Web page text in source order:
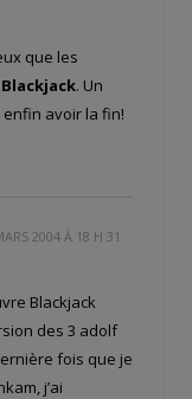
que les
Blackjack. Un
enfin avoir la fin!
2004 À 18 H 31
Blackjack
des 3 adolf
fois que je
j’ai